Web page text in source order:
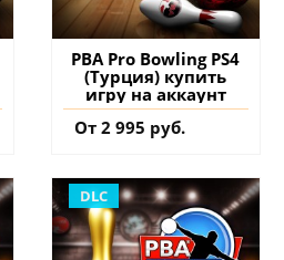
PBA Pro Bowling PS4
(Турция) купить
игру на аккаунт
От 2 995 руб.
DLC